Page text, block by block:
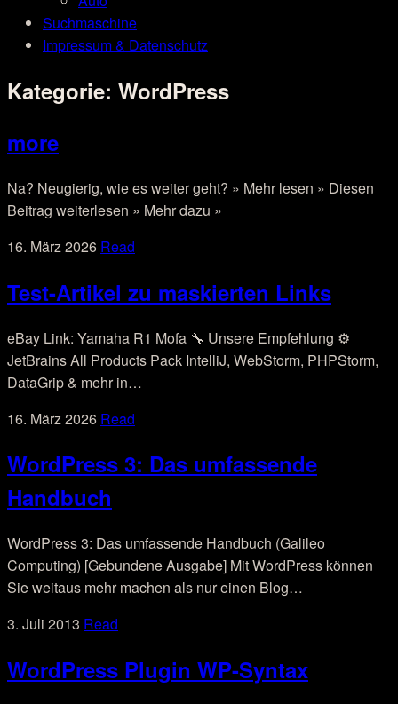
Suchmaschine
Impressum & Datenschutz
Kategorie: WordPress
more
Na? Neugierig, wie es weiter geht? » Mehr lesen » Diesen
Beitrag weiterlesen » Mehr dazu »
16. März 2026 Read
Test-Artikel zu maskierten Links
eBay Link: Yamaha R1 Mofa 🔧 Unsere Empfehlung ⚙
JetBrains All Products Pack IntelliJ, WebStorm, PHPStorm,
DataGrip & mehr in…
16. März 2026 Read
WordPress 3: Das umfassende
Handbuch
WordPress 3: Das umfassende Handbuch (Galileo
Computing) [Gebundene Ausgabe] Mit WordPress können
Sie weitaus mehr machen als nur einen Blog…
3. Juli 2013 Read
WordPress Plugin WP-Syntax